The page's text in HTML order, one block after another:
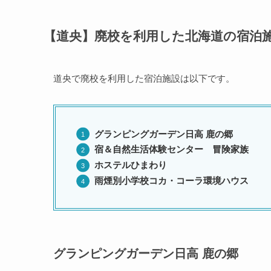
【道央】廃校を利用した北海道の宿泊
道央で廃校を利用した宿泊施設は以下です。
グランピングガーデン日高 鹿の郷
宿＆自然生活体験センター 冒険家族
ホステルひまわり
雨煙別小学校コカ・コーラ環境ハウス
グランピングガーデン日高 鹿の郷